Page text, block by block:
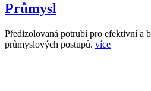
Průmysl
Předizolovaná potrubí pro efektivní a
průmyslových postupů. více